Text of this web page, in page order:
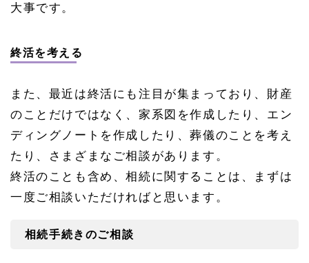
大事です。
終活を考える
また、最近は終活にも注目が集まっており、財産
のことだけではなく、家系図を作成したり、エン
ディングノートを作成したり、葬儀のことを考え
たり、さまざまなご相談があります。
終活のことも含め、相続に関することは、まずは
一度ご相談いただければと思います。
相続手続きのご相談